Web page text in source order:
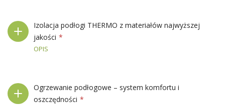
Izolacja podłogi THERMO z materiałów najwyższej
jakości
OPIS
Ogrzewanie podłogowe – system komfortu i
oszczędności